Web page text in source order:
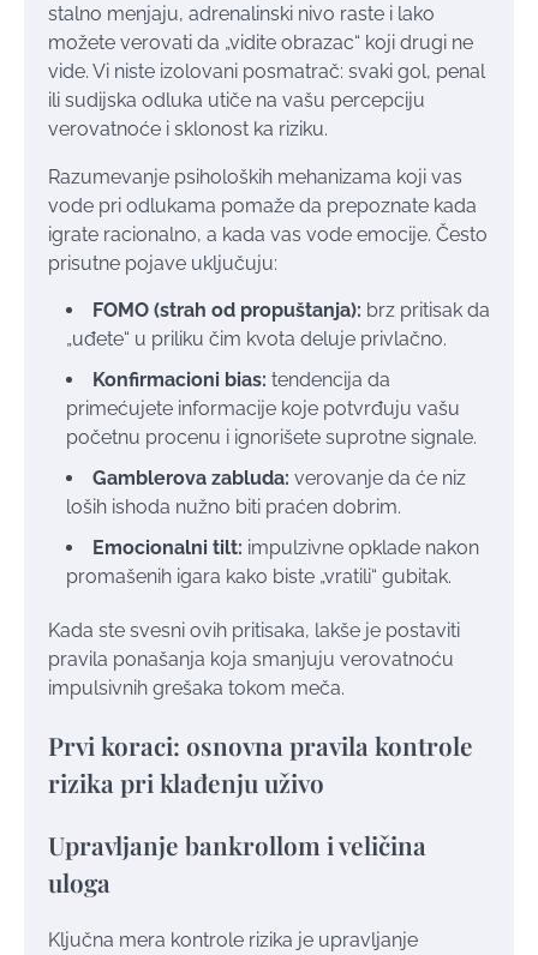
stalno menjaju, adrenalinski nivo raste i lako
možete verovati da „vidite obrazac“ koji drugi ne
vide. Vi niste izolovani posmatrač: svaki gol, penal
ili sudijska odluka utiče na vašu percepciju
verovatnoće i sklonost ka riziku.
Razumevanje psiholoških mehanizama koji vas
vode pri odlukama pomaže da prepoznate kada
igrate racionalno, a kada vas vode emocije. Često
prisutne pojave uključuju:
FOMO (strah od propuštanja): brz pritisak da
„uđete“ u priliku čim kvota deluje privlačno.
Konfirmacioni bias: tendencija da
primećujete informacije koje potvrđuju vašu
početnu procenu i ignorišete suprotne signale.
Gamblerova zabluda: verovanje da će niz
loših ishoda nužno biti praćen dobrim.
Emocionalni tilt: impulzivne opklade nakon
promašenih igara kako biste „vratili“ gubitak.
Kada ste svesni ovih pritisaka, lakše je postaviti
pravila ponašanja koja smanjuju verovatnoću
impulsivnih grešaka tokom meča.
Prvi koraci: osnovna pravila kontrole
rizika pri klađenju uživo
Upravljanje bankrollom i veličina
uloga
Ključna mera kontrole rizika je upravljanje